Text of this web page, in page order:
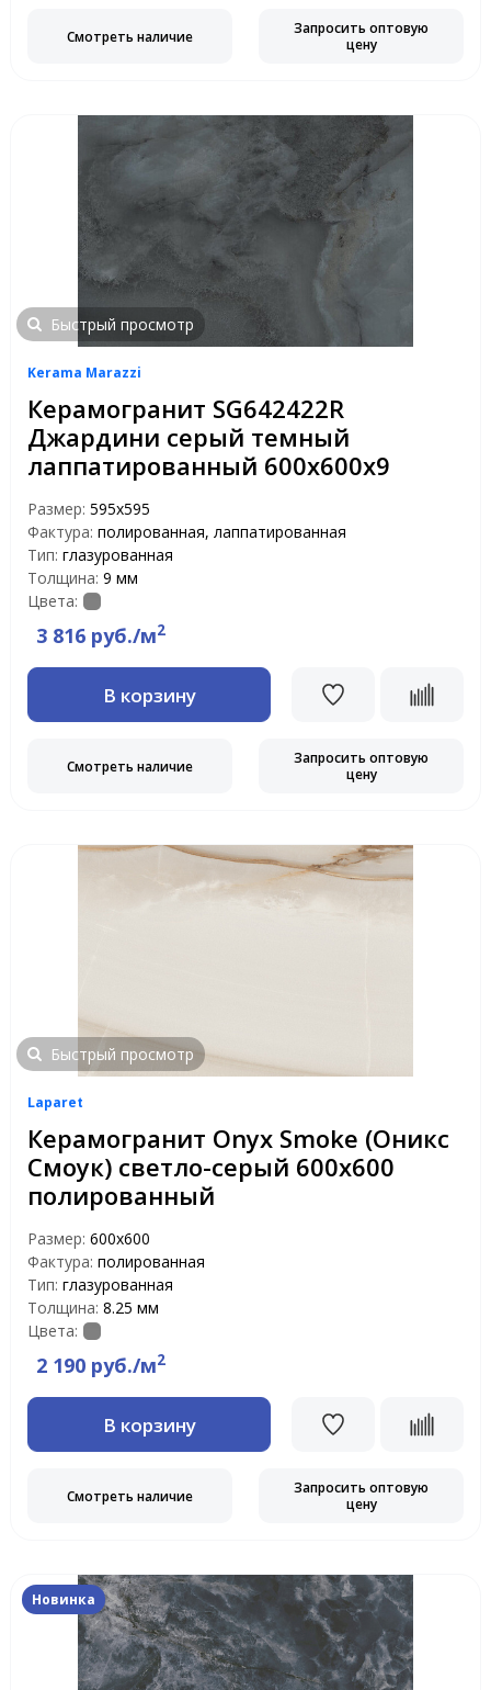
Смотреть наличие
Запросить оптовую
цену
Быстрый просмотр
Kerama Marazzi
Керамогранит SG642422R
Джардини серый темный
лаппатированный 600х600х9
Размер: 595x595
Фактура: полированная, лаппатированная
Тип: глазурованная
Толщина: 9 мм
Цвета:
3 816 руб./м2
В корзину
Смотреть наличие
Запросить оптовую
цену
Быстрый просмотр
Laparet
Керамогранит Onyx Smoke (Оникс
Смоук) светло-серый 600x600
полированный
Размер: 600x600
Фактура: полированная
Тип: глазурованная
Толщина: 8.25 мм
Цвета:
2 190 руб./м2
В корзину
Смотреть наличие
Запросить оптовую
цену
Новинка